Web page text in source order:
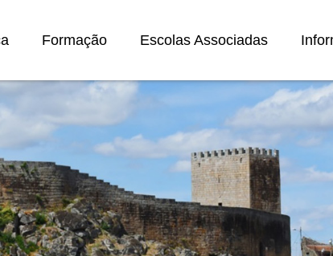
Formação Escolas Associadas